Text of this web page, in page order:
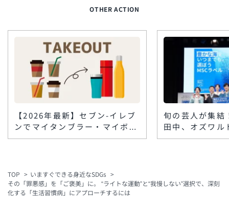
OTHER ACTION
【2026年最新】セブン-イレブ
ンでマイタンブラー・マイボト
ルは使える？コンビニコーヒー
旬の芸人が集結
田中、オズワル
テらが『おさか
TOP
いますぐできる身近なSDGs
その「罪悪感」を「ご褒美」に。 “ライトな運動”と“我慢しない”選択で、深刻
化する「生活習慣病」にアプローチするには